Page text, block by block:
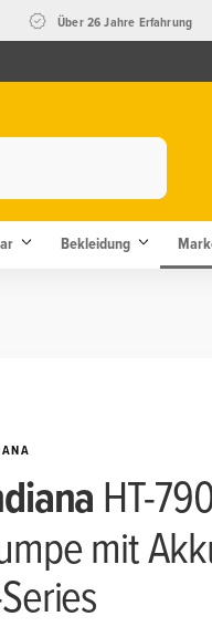
Über 26 Jahre Erfahrung
Bekleidung
HT-
mit